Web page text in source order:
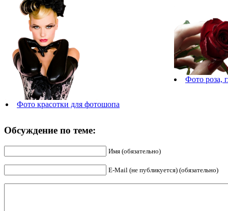
Фото красотки для фотошопа
Фото роза,
Обсуждение по теме:
Имя (обязательно)
E-Mail (не публикуется) (обязательно)